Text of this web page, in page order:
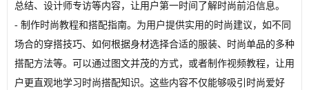
总结、设计师专访等内容，让用户第一时间了解时尚前沿信息。
- 制作时尚教程和搭配指南。为用户提供实用的时尚建议，如不同
场合的穿搭技巧、如何根据身材选择合适的服装、时尚单品的多种
搭配方法等。可以通过图文并茂的方式，或者制作视频教程，让用
户更直观地学习时尚搭配知识。这些内容不仅能够吸引时尚爱好